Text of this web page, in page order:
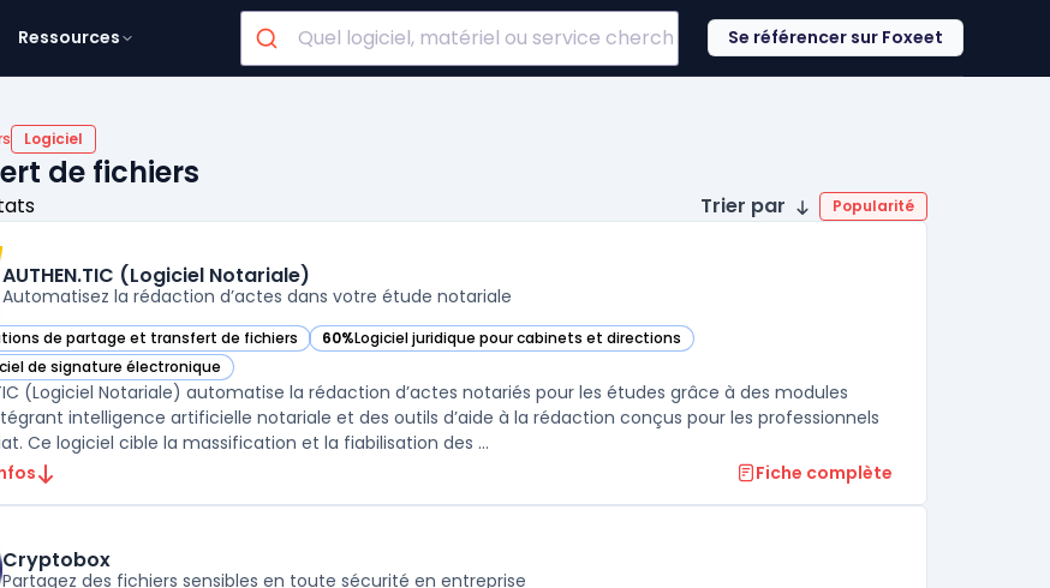
Ressources Se référencer sur Foxeet
Logiciel
de fichiers
Trier par Popularité
AUTHEN.TIC (Logiciel Notariale)
Automatisez la rédaction d’actes dans votre étude notariale
de partage et transfert de fichiers
(Logiciel Notariale) dans cette catégorie
60%Logiciel juridique pour cabinets et directions
— voir AUTHEN.TIC (Logiciel Notariale) dans cette catégorie
de signature électronique
(Logiciel Notariale) dans cette catégorie
(Logiciel Notariale) automatise la rédaction d’actes notariés pour les études grâce à des modules
intelligence artificielle notariale et des outils d’aide à la rédaction conçus pour les professionnels
Ce logiciel cible la massification et la fiabilisation des ...
Fiche complète
Cryptobox
Partagez des fichiers sensibles en toute sécurité en entreprise